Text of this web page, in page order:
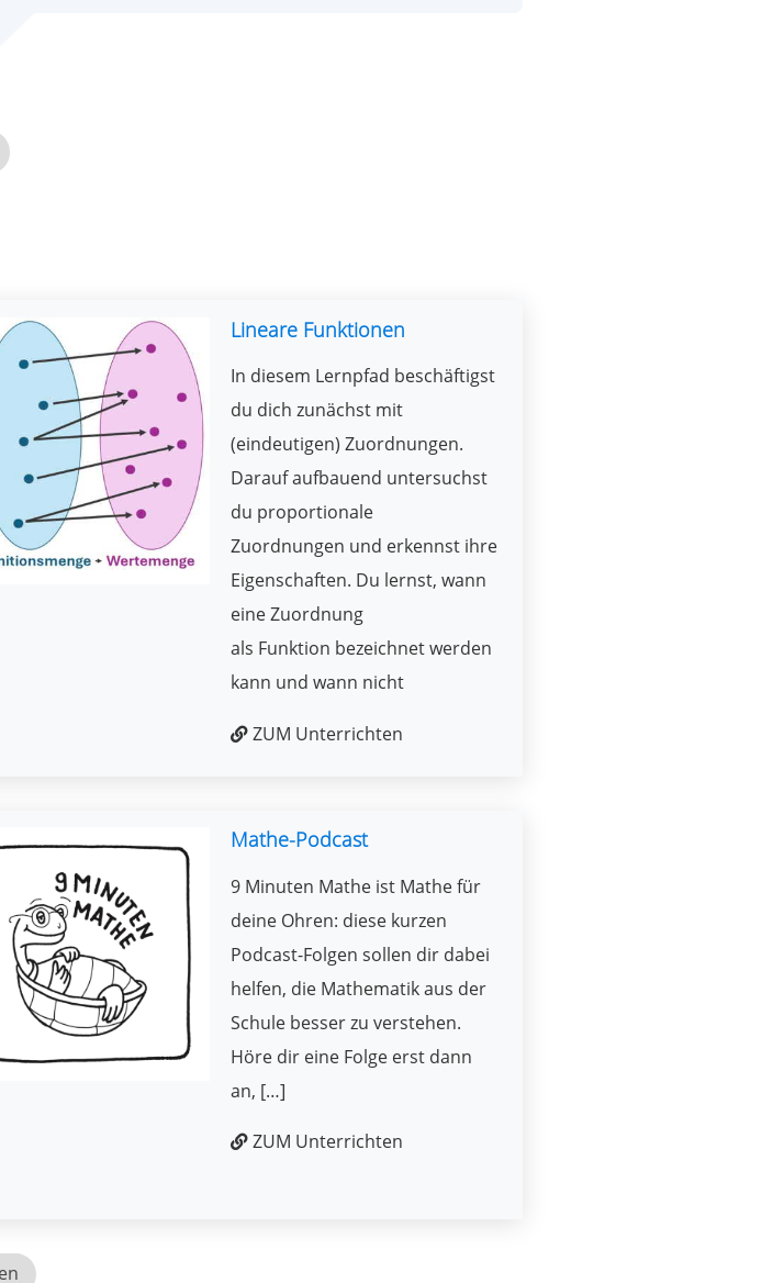
Lineare Funktionen
In diesem Lernpfad beschäftigst
du dich zunächst mit
(eindeutigen) Zuordnungen.
Darauf aufbauend untersuchst
du proportionale
Zuordnungen und erkennst ihre
Eigenschaften. Du lernst, wann
eine Zuordnung
als Funktion bezeichnet werden
kann und wann nicht
ZUM Unterrichten
Mathe-Podcast
9 Minuten Mathe ist Mathe für
deine Ohren: diese kurzen
Podcast-Folgen sollen dir dabei
helfen, die Mathematik aus der
Schule besser zu verstehen.
Höre dir eine Folge erst dann
an, […]
ZUM Unterrichten